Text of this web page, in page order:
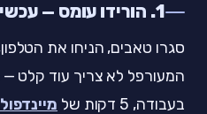
1. הורידו עומס — עכשיו
סגרו טאבים, הניחו את
המעורפל לא צריך עוד קלט
בעבודה, 5 דקות של